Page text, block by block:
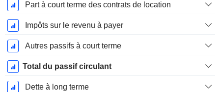
Part à court terme des contrats de location
Impôts sur le revenu à payer
Autres passifs à court terme
Total du passif circulant
Dette à long terme